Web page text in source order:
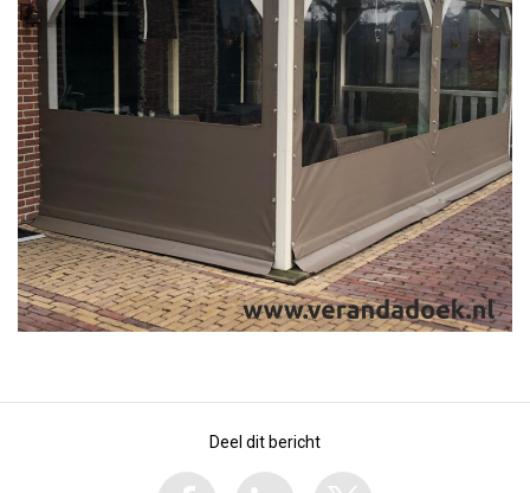
Deel dit bericht